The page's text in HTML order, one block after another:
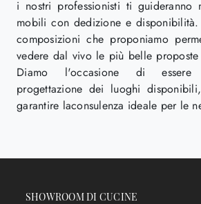
i nostri professionisti ti guideranno
mobili con dedizione e
composizioni che proponiamo
vedere dal vivo le più belle
Diamo l'occasione di essere
progettazione dei luoghi
garantire laconsulenza ideale per le
SHOWROOM DI CUCINE